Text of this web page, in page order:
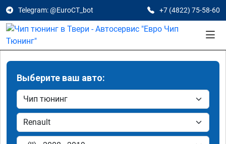
Telegram: @EuroCT_bot +7 (4822) 75-58-60
Выберите ваш авто: